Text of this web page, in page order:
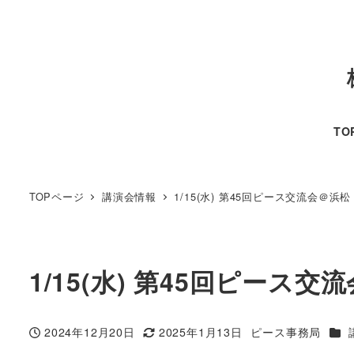
TOPページ 講演会情報 1/15(水) 第45回ピース交流会＠浜松
1/15(水) 第45回ピース交
投稿日
2024年12月20日
更新日
2025年1月13日
著
ピース事務局 カ